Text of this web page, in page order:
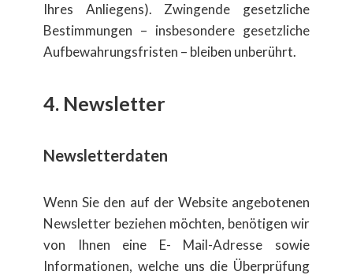
Ihres Anliegens). Zwingende gesetzliche
Bestimmungen – insbesondere gesetzliche
Aufbewahrungsfristen – bleiben unberührt.
4. Newsletter
Newsletterdaten
Wenn Sie den auf der Website angebotenen
Newsletter beziehen möchten, benötigen wir
von Ihnen eine E- Mail-Adresse sowie
Informationen, welche uns die ​Überprüfung